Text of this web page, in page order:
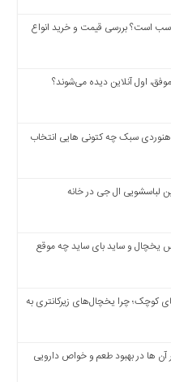
است؟ بررسی قیمت و خرید انواع
اول آنلاین دیده می‌شوند؟
سبک چه کتونی هایی انتخاب
لباسشویی ال جی در خانه
یخچال و ساید بای ساید چه موقع
کوچک؛ چرا یخچال‌های زیرکانتری به
آن ‌ها در بهبود طعم و خواص دارویی